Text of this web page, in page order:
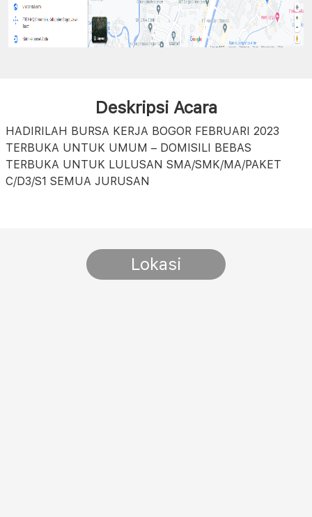
Deskripsi Acara
HADIRILAH BURSA KERJA BOGOR FEBRUARI 2023
TERBUKA UNTUK UMUM – DOMISILI BEBAS
TERBUKA UNTUK LULUSAN SMA/SMK/MA/PAKET
C/D3/S1 SEMUA JURUSAN
Lokasi